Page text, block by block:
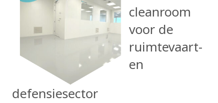
cleanroom
voor de
ruimtevaart-
en
defensiesector